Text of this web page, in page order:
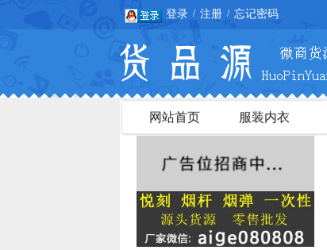
登录 / 注册 / 忘记密码
网站首页 服装内衣